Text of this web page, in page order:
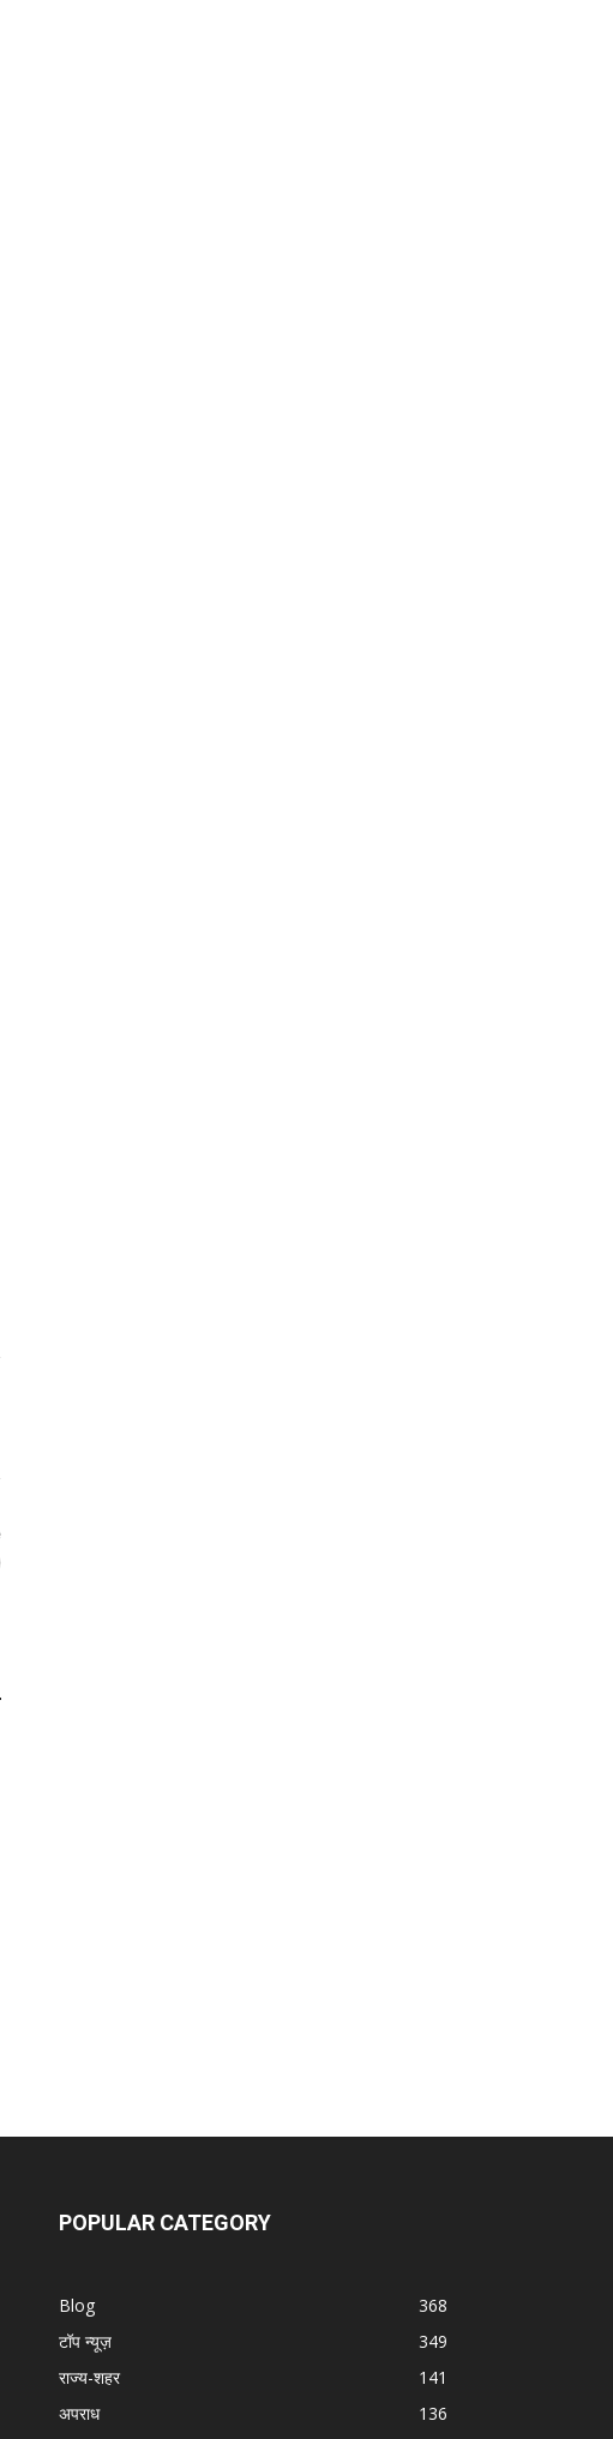
POPULAR CATEGORY
Blog
368
टॉप न्यूज़
349
राज्य-शहर
141
अपराध
136